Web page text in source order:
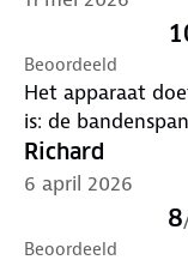
Beoordeeld
Het apparaat
is: de
Richard
6 april 2026
8
Beoordeeld